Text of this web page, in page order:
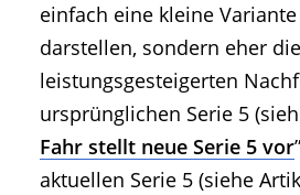
einfach eine kleine
darstellen, sondern eher die
leistungsgesteigerten
ursprünglichen Serie 5
Fahr stellt neue Serie 5 vor
aktuellen Serie 5 (siehe